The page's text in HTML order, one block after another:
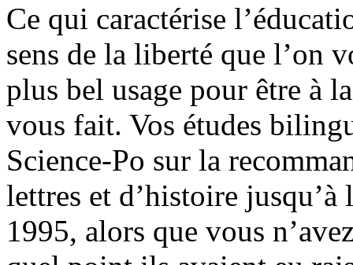
Ce qui caractérise
sens de la liberté que l’on
plus bel usage pour être à
vous fait. Vos études
Science-Po sur la
lettres et d’histoire
1995, alors que vous